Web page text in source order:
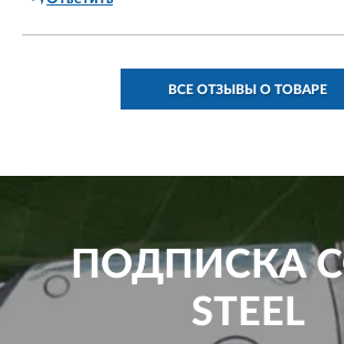
ВСЕ ОТЗЫВЫ О ТОВАРЕ
ПОДПИСКА
STEEL